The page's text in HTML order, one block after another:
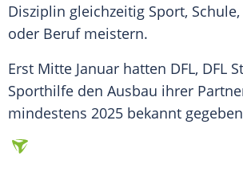
Disziplin gleichzeitig Sport, Schule
oder Berufmeistern.
Erst Mitte Januar hatten DFL, DFL
Sporthilfe den Ausbau ihrer
mindestens 2025 bekannt